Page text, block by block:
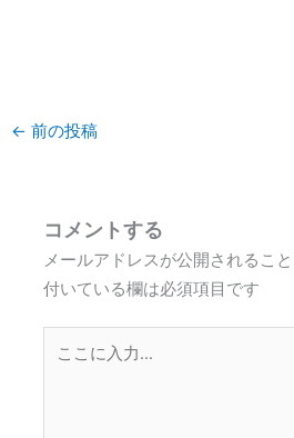
← 前の投稿
コメントする
メールアドレスが公開されること
付いている欄は必須項目です